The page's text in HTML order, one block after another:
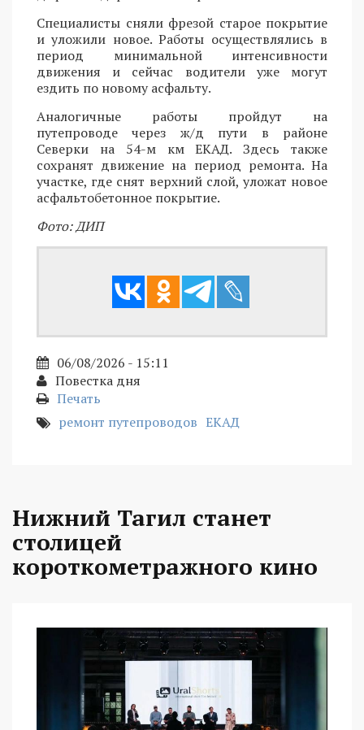
Специалисты сняли фрезой старое покрытие
и уложили новое. Работы осуществлялись в
период минимальной интенсивности
движения и сейчас водители уже могут
ездить по новому асфальту.
Аналогичные работы пройдут на
путепроводе через ж/д пути в районе
Северки на 54-м км ЕКАД. Здесь также
сохранят движение на период ремонта. На
участке, где снят верхний слой, уложат новое
асфальтобетонное покрытие.
Фото: ДИП
06/08/2026 - 15:11
Повестка дня
Печать
ремонт путепроводов ЕКАД
Нижний Тагил станет
столицей
короткометражного кино